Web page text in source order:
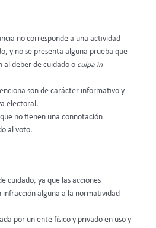
no corresponde a una actividad
y no se presenta alguna prueba que
al deber de cuidado o culpa in
son de carácter informativo y
electoral.
no tienen una connotación
al voto.
cuidado, ya que las acciones
infracción alguna a la normatividad
por un ente físico y privado en uso y